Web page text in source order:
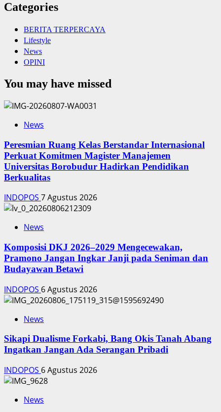
Categories
BERITA TERPERCAYA
Lifestyle
News
OPINI
You may have missed
News
Peresmian Ruang Kelas Berstandar Internasional
Perkuat Komitmen Magister Manajemen
Universitas Borobudur Hadirkan Pendidikan
Berkualitas
INDOPOS 7 Agustus 2026
News
Komposisi DKJ 2026–2029 Mengecewakan,
Pramono Jangan Ingkar Janji pada Seniman dan
Budayawan Betawi
INDOPOS 6 Agustus 2026
News
Sikapi Dualisme Forkabi, Bang Okis Tanah Abang
Ingatkan Jangan Ada Serangan Pribadi
INDOPOS 6 Agustus 2026
News